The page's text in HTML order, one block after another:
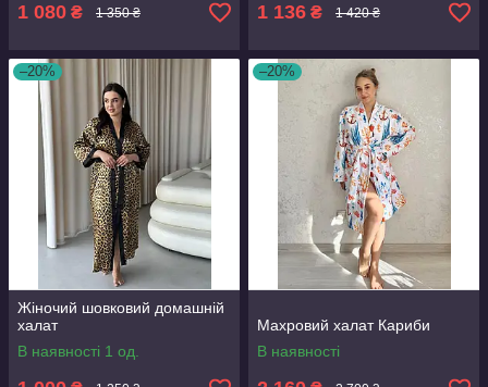
1 080 ₴ 1 350 ₴ 1 136 ₴ 1 420 ₴
–20%
Жіночий шовковий домашній
халат
В наявності 1 од.
–20%
Махровий халат Кариби
В наявності